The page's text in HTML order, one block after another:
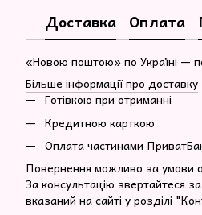
Доставка Оплата
«Новою поштою» по Україні —
Більше інформації про доставку
Готівкою при отриманні
Кредитною карткою
Оплата частинами
Повернення можливо за умови
За консультацію звертайтеся
вказаний на сайті у розділі